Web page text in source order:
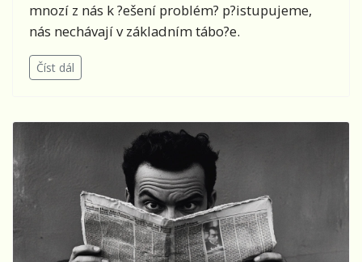
mnozí z nás k ?ešení problém? p?istupujeme,
nás nechávají v základním tábo?e.
Číst dál